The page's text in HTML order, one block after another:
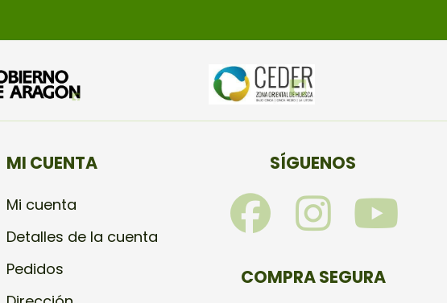
MI CUENTA
Mi cuenta
Detalles de la cuenta
Pedidos
SÍGUENOS
F
a
c
I
n
s
Y
u
COMPRA SEGURA